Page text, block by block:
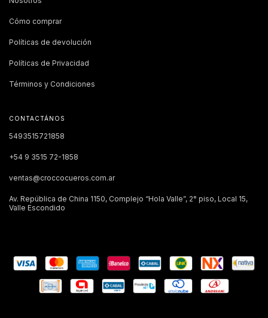
Cómo comprar
Políticas de devolución
Políticas de Privacidad
Términos y Condiciones
CONTACTÁNOS
5493515721858
+54 9 3515 72-1858
ventas@croccocueros.com.ar
Av. República de China 1150, Complejo “Hola Valle”, 2° piso, Local 15,
Valle Escondido